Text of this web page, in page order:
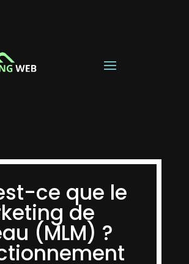
ce que le
de
(MLM) ?